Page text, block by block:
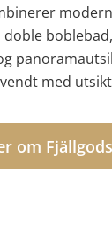
doble boblebad,
med
om